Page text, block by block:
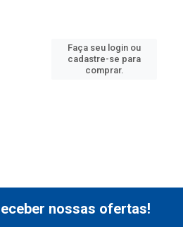
Faça seu login ou
cadastre-se para
comprar.
nossas ofertas!